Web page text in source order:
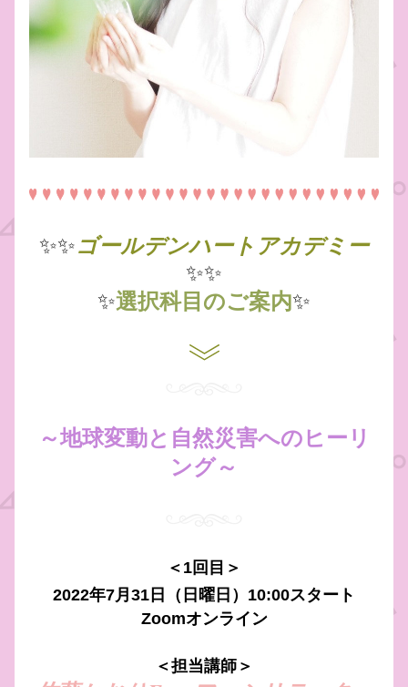
✨✨ゴールデンハートアカデミー
✨✨
✨選択科目のご案内✨
～地球変動と自然災害へのヒーリ
ング～
＜1回目＞
2022年7月31日（日曜日）10:00スタート
Zoomオンライン
＜担当講師＞